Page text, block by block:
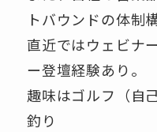
トバウンドの体制
直近ではウェビナ
ー登壇経験あり。
趣味はゴルフ（自
釣り